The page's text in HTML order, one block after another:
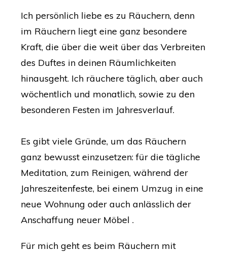
Ich persönlich liebe es zu Räuchern, denn
im Räuchern liegt eine ganz besondere
Kraft, die über die weit über das Verbreiten
des Duftes in deinen Räumlichkeiten
hinausgeht. Ich räuchere täglich, aber auch
wöchentlich und monatlich, sowie zu den
besonderen Festen im Jahresverlauf.
Es gibt viele Gründe, um das Räuchern
ganz bewusst einzusetzen: für die tägliche
Meditation, ​zum Reinigen, während der
Jahreszeitenfeste, bei einem Umzug in eine
neue Wohnung oder auch anlässlich der
Anschaffung neuer Möbel .
Für mich geht es beim Räuchern mit